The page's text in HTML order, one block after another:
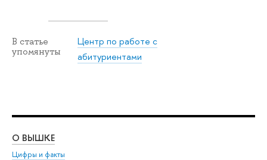
В статье
упомянуты
Центр по работе с
абитуриентами
О ВЫШКЕ
Цифры и факты